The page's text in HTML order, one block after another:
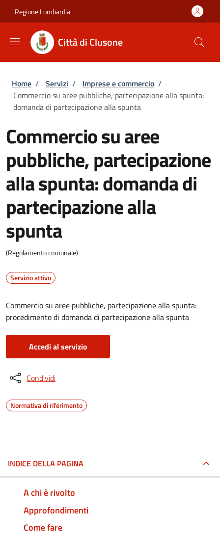
Regione Lombardia
Città di Clusone
Briciole di pane
Home / Servizi / Imprese e commercio /
Commercio su aree pubbliche, partecipazione alla spunta:
domanda di partecipazione alla spunta
Commercio su aree
pubbliche, partecipazione
alla spunta: domanda di
partecipazione alla
spunta
(Regolamento comunale)
Servizio attivo
Commercio su aree pubbliche, partecipazione alla spunta:
procedimento di domanda di partecipazione alla spunta
Accedi al servizio
Condividi
Normativa di riferimento
INDICE DELLA PAGINA
A chi è rivolto
Approfondimenti
Come fare